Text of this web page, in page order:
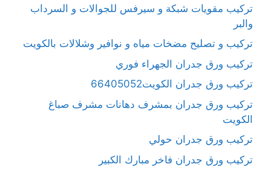
تركيب مقويات شبكة و سيرفس للجوالات و السرداب
والبر
تركيب و تصليح مضخات مياه و نوافير وشلالات بالكويت
تركيب ورق جدران الجهراء فوري
تركيب ورق جدران الكويت66405052
تركيب ورق جدران بمشرف دهانات مشرف صباغ
الكويت
تركيب ورق جدران حولي
تركيب ورق جدران فاخر مبارك الكبير